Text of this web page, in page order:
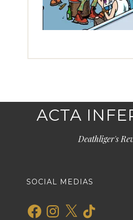
ACTA
Deathliger's
SOCIAL MEDIAS
FacebookInstagram
X TikTok